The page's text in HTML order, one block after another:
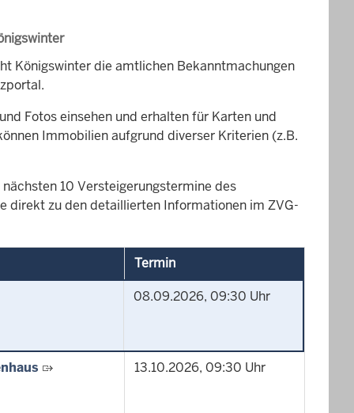
Königswinter die amtlichen Bekanntmachungen
Fotos einsehen und erhalten für Karten und
Immobilien aufgrund diverser Kriterien (z.B.
10 Versteigerungstermine des
direkt zu den detaillierten Informationen im ZVG-
Termin
08.09.2026, 09:30 Uhr
13.10.2026, 09:30 Uhr